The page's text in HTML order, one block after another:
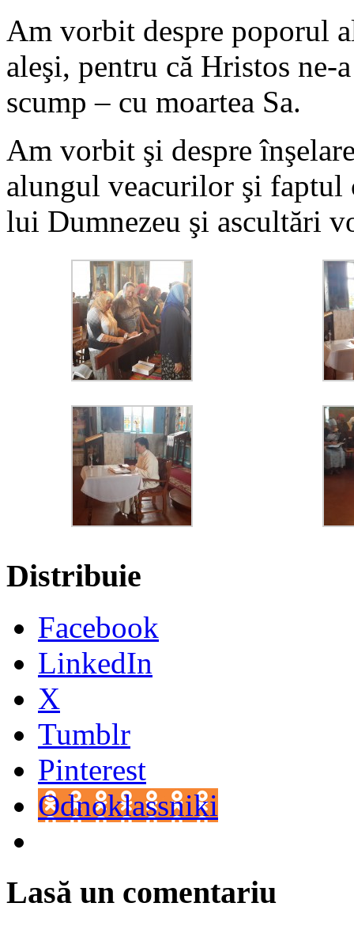
Am vorbit despre poporul
aleşi, pentru că Hristos ne-
scump – cu moartea Sa.
Am vorbit şi despre
alungul veacurilor şi faptul
lui Dumnezeu şi ascultări
Distribuie
Facebook
LinkedIn
X
Tumblr
Pinterest
Odnoklassniki
Lasă un comentariu